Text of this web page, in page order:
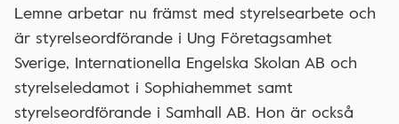
Lemne arbetar nu främst med styrelsearbete och
är styrelseordförande i Ung Företagsamhet
Sverige, Internationella Engelska Skolan AB och
styrelseledamot i Sophiahemmet samt
styrelseordförande i Samhall AB. Hon är också